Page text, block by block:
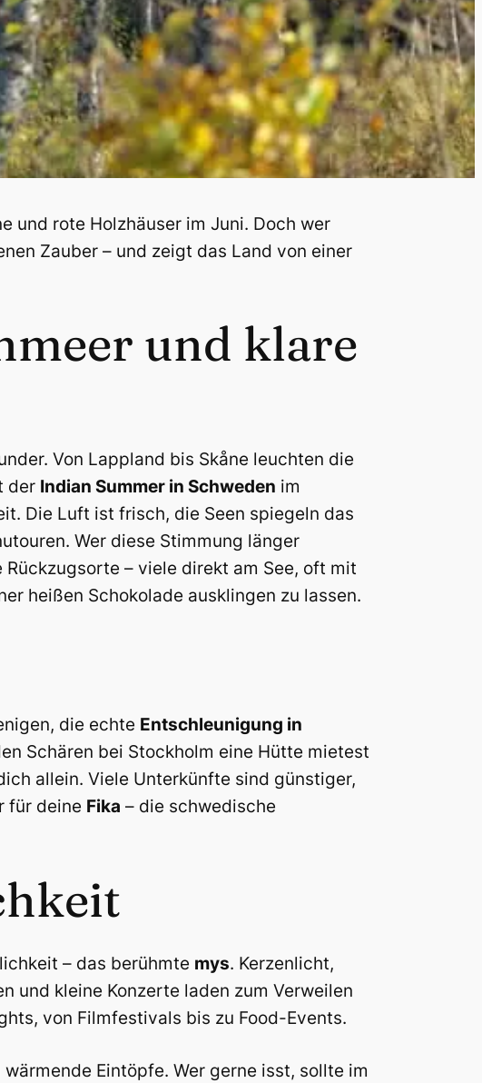
und rote Holzhäuser im Juni. Doch wer
Zauber – und zeigt das Land von einer
und klare
Von Lappland bis Skåne leuchten die
der Indian Summer in Schweden im
Die Luft ist frisch, die Seen spiegeln das
Wer diese Stimmung länger
Rückzugsorte – viele direkt am See, oft mit
heißen Schokolade ausklingen zu lassen.
die echte Entschleunigung in
Schären bei Stockholm eine Hütte mietest
allein. Viele Unterkünfte sind günstiger,
für deine Fika – die schwedische
– das berühmte mys. Kerzenlicht,
und kleine Konzerte laden zum Verweilen
von Filmfestivals bis zu Food-Events.
Eintöpfe. Wer gerne isst, sollte im